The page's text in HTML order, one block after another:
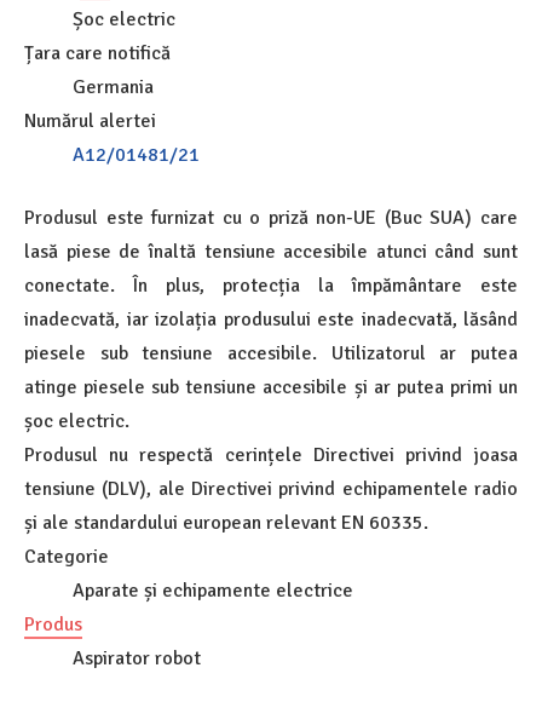
Șoc electric
Țara care notifică
Germania
Numărul alertei
A12/01481/21
Produsul este furnizat cu o priză non-UE (Buc SUA) care
lasă piese de înaltă tensiune accesibile atunci când sunt
conectate. În plus, protecția la împământare este
inadecvată, iar izolația produsului este inadecvată, lăsând
piesele sub tensiune accesibile. Utilizatorul ar putea
atinge piesele sub tensiune accesibile și ar putea primi un
șoc electric.
Produsul nu respectă cerințele Directivei privind joasa
tensiune (DLV), ale Directivei privind echipamentele radio
și ale standardului european relevant EN 60335.
Categorie
Aparate și echipamente electrice
Produs
Aspirator robot